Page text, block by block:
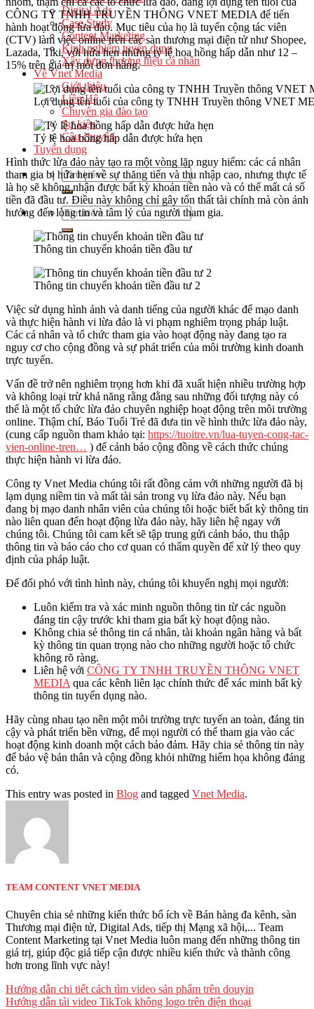
Digital Ads
Case Study
Content Marketing
Kinh nghiệm tuyển dụng
Xây dựng thương hiệu cá nhân
Về Vnet Media
Giới thiệu
Liên Hệ
Chuyên gia đào tạo
Sự kiện
Câu chuyện
Tuyển dụng
CÔNG TY TNHH TRUYỀN THÔNG VNET MEDIA để tiến
hành hoạt động lừa đảo. Mục tiêu của họ là tuyển cộng tác viên
(CTV) làm việc online trên các sàn thương mại điện tử như Shopee,
Lazada, Tiki, với hứa hẹn những tỷ lệ hoa hồng hấp dẫn như 12 –
15% trên giá trị mỗi đơn hàng.
Lợi dụng tên tuổi của công ty TNHH Truyền thông VNET
Tỷ lệ hoa hồng hấp dẫn được hứa hẹn
Hình thức lừa đảo này tạo ra một vòng lặp nguy hiểm: các cá nhân
tham gia bị hứa hẹn về sự thăng tiến và thu nhập cao, nhưng thực tế
là họ sẽ không nhận được bất kỳ khoản tiền nào và có thể mất cả số
tiền đã đầu tư. Điều này không chỉ gây tổn thất tài chính mà còn ảnh
hưởng đến lòng tin và tâm lý của người tham gia.
Thông tin chuyển khoản tiền đầu tư
Thông tin chuyển khoản tiền đầu tư 2
Việc sử dụng hình ảnh và danh tiếng của người khác để mạo danh
và thực hiện hành vi lừa đảo là vi phạm nghiêm trọng pháp luật.
Các cá nhân và tổ chức tham gia vào hoạt động này đang tạo ra
nguy cơ cho cộng đồng và sự phát triển của môi trường kinh doanh
trực tuyến.
Vấn đề trở nên nghiêm trọng hơn khi đã xuất hiện nhiều trường hợp
và không loại trừ khả năng rằng đằng sau những đối tượng này có
thể là một tổ chức lừa đảo chuyên nghiệp hoạt động trên môi trường
online. Thậm chí, Báo Tuổi Trẻ đã đưa tin về hình thức lừa đảo này,
(cung cấp nguồn tham khảo tại: https://tuoitre.vn/lua-tuyen-cong-tac-
vien-online-tren… ) để cảnh báo cộng đồng về cách thức chúng
thực hiện hành vi lừa đảo.
Công ty Vnet Media chúng tôi rất đồng cảm với những người đã bị
lạm dụng niềm tin và mất tài sản trong vụ lừa đảo này. Nếu bạn
đang bị mạo danh nhân viên của chúng tôi hoặc biết bất kỳ thông tin
nào liên quan đến hoạt động lừa đảo này, hãy liên hệ ngay với
chúng tôi. Chúng tôi cam kết sẽ tập trung gửi cảnh báo, thu thập
thông tin và báo cáo cho cơ quan có thẩm quyền để xử lý theo quy
định của pháp luật.
Để đối phó với tình hình này, chúng tôi khuyến nghị mọi người:
Luôn kiểm tra và xác minh nguồn thông tin từ các nguồn
đáng tin cậy trước khi tham gia bất kỳ hoạt động nào.
Không chia sẻ thông tin cá nhân, tài khoản ngân hàng và bất
kỳ thông tin quan trọng nào cho những người hoặc tổ chức
không rõ ràng.
Liên hệ với CÔNG TY TNHH TRUYỀN THÔNG VNET
MEDIA qua các kênh liên lạc chính thức để xác minh bất kỳ
thông tin tuyển dụng nào.
Hãy cùng nhau tạo nên một môi trường trực tuyến an toàn, đáng tin
cậy và phát triển bền vững, để mọi người có thể tham gia vào các
hoạt động kinh doanh một cách bảo đảm. Hãy chia sẻ thông tin này
để bảo vệ bản thân và cộng đồng khỏi những hiểm họa không đáng
có.
This entry was posted in Blog and tagged Vnet Media.
TEAM CONTENT VNET MEDIA
Chuyên chia sẻ những kiến thức bổ ích về Bán hàng đa kênh, sàn
Thương mại điện tử, Digital Ads, tiếp thị Mạng xã hội,... Team
Content Marketing tại Vnet Media luôn mang đến những thông tin
giá trị, giúp độc giả tiếp cận được nhiều kiến thức và thành công
hơn trong lĩnh vực này!
Hướng dẫn chi tiết cách tìm video sản phẩm trên douyin
Hướng dẫn tải video TikTok không logo trên điện thoại